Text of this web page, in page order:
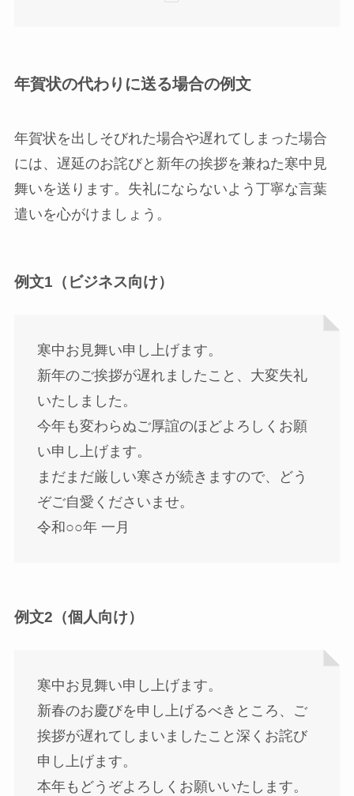
年賀状の代わりに送る場合の例文
年賀状を出しそびれた場合や遅れてしまった場合
には、遅延のお詫びと新年の挨拶を兼ねた寒中見
舞いを送ります。失礼にならないよう丁寧な言葉
遣いを心がけましょう。
例文1（ビジネス向け）
寒中お見舞い申し上げます。
新年のご挨拶が遅れましたこと、大変失礼
いたしました。
今年も変わらぬご厚誼のほどよろしくお願
い申し上げます。
まだまだ厳しい寒さが続きますので、どう
ぞご自愛くださいませ。
令和○○年 一月
例文2（個人向け）
寒中お見舞い申し上げます。
新春のお慶びを申し上げるべきところ、ご
挨拶が遅れてしまいましたこと深くお詫び
申し上げます。
本年もどうぞよろしくお願いいたします。